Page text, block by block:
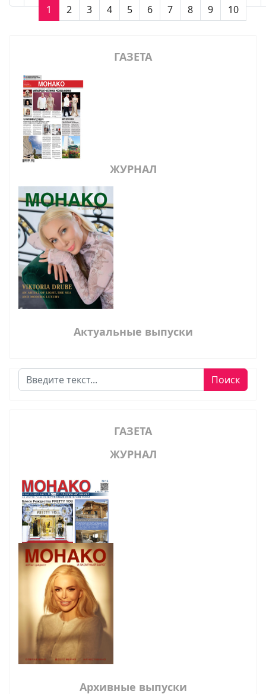
1 2 3 4 5 6 7 8 9 10
ГАЗЕТА
ЖУРНАЛ
Актуальные выпуски
Поиск Поиск
ГАЗЕТА
ЖУРНАЛ
Архивные выпуски